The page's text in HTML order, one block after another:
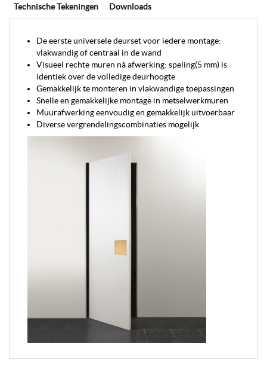
Technische Tekeningen Downloads
De eerste universele deurset voor iedere montage:
vlakwandig of centraal in de wand
Visueel rechte muren nà afwerking: speling(5 mm) is
identiek over de volledige deurhoogte
Gemakkelijk te monteren in vlakwandige toepassingen
Snelle en gemakkelijke montage in metselwerkmuren
Muurafwerking eenvoudig en gemakkelijk uitvoerbaar
Diverse vergrendelingscombinaties mogelijk